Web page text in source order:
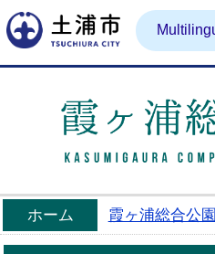
土浦市
ホーム 霞ヶ浦総合公園